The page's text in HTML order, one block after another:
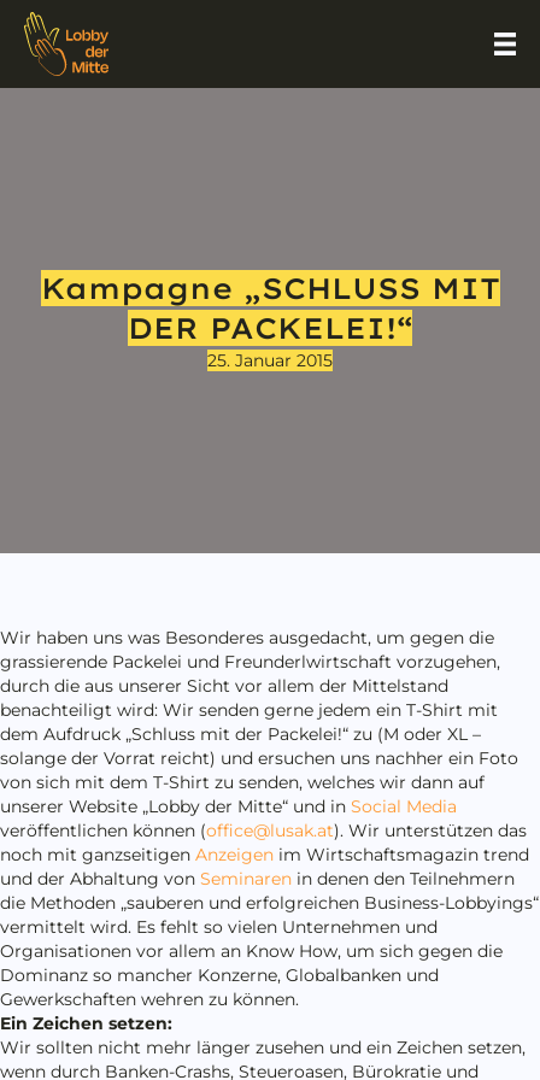
Kampagne „SCHLUSS MIT
DER PACKELEI!“
25. Januar 2015
Wir haben uns was Besonderes ausgedacht, um gegen die
grassierende Packelei und Freunderlwirtschaft vorzugehen,
durch die aus unserer Sicht vor allem der Mittelstand
benachteiligt wird: Wir senden gerne jedem ein T-Shirt mit
dem Aufdruck „Schluss mit der Packelei!“ zu (M oder XL –
solange der Vorrat reicht) und ersuchen uns nachher ein Foto
von sich mit dem T-Shirt zu senden, welches wir dann auf
unserer Website „Lobby der Mitte“ und in Social Media
veröffentlichen können (office@lusak.at). Wir unterstützen das
noch mit ganzseitigen Anzeigen im Wirtschaftsmagazin trend
und der Abhaltung von Seminaren in denen den Teilnehmern
die Methoden „sauberen und erfolgreichen Business-Lobbyings“
vermittelt wird. Es fehlt so vielen Unternehmen und
Organisationen vor allem an Know How, um sich gegen die
Dominanz so mancher Konzerne, Globalbanken und
Gewerkschaften wehren zu können.
Ein Zeichen setzen:
Wir sollten nicht mehr länger zusehen und ein Zeichen setzen,
wenn durch Banken-Crashs, Steueroasen, Bürokratie und